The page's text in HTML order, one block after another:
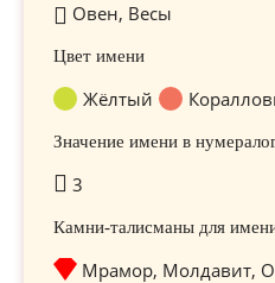
Овен, Весы
Цвет имени
Жёлтый
Значение имени в
3
Камни-талисманы для
Мрамор, Молдавит,